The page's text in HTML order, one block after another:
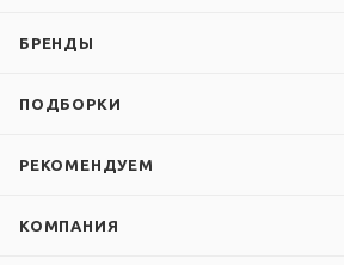
БРЕНДЫ
ПОДБОРКИ
РЕКОМЕНДУЕМ
КОМПАНИЯ